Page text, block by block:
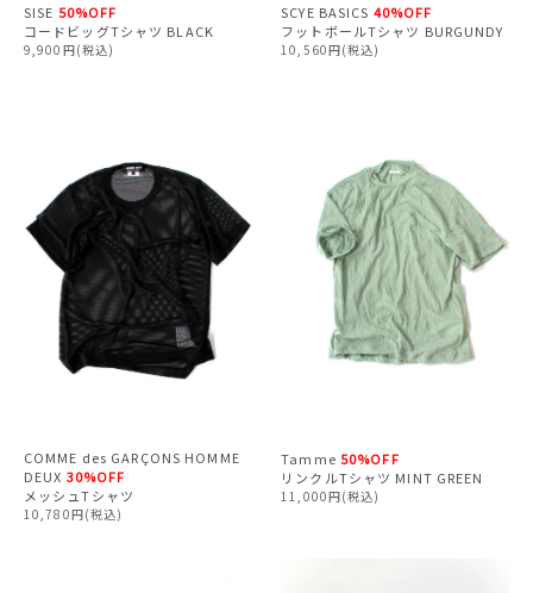
SISE 50%OFF
コードビッグTシャツ BLACK
9,900円(税込)
SCYE BASICS 40%OFF
フットボールTシャツ BURGUNDY
10,560円(税込)
COMME des GARÇONS HOMME
DEUX 30%OFF
メッシュTシャツ
10,780円(税込)
Tamme 50%OFF
リンクルTシャツ MINT GREEN
11,000円(税込)